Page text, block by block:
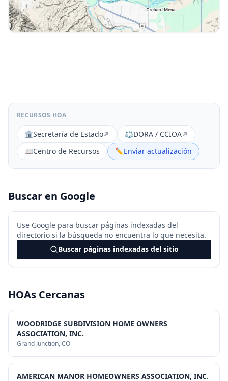
RECURSOS HOA
🏛️Secretaría de Estado ⚖️DORA / CCIOA
📖Centro de Recursos ✏️Enviar actualización
Buscar en Google
Use Google para buscar páginas indexadas del
directorio si la búsqueda no encuentra lo que necesita.
Buscar páginas indexadas del sitio
HOAs Cercanas
WOODRIDGE SUBDIVISION HOME OWNERS
ASSOCIATION, INC.
Grand Junction, CO
AMERICAN MANOR HOMEOWNERS ASSOCIATION, INC.